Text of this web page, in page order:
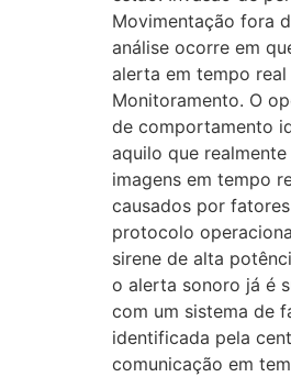
Movimentação fora
análise ocorre em
alerta em tempo
Monitoramento. O
de comportamento
aquilo que
imagens em tempo
causados por
protocolo
sirene de alta
o alerta sonoro já é
com um sistema de
identificada pela
comunicação em